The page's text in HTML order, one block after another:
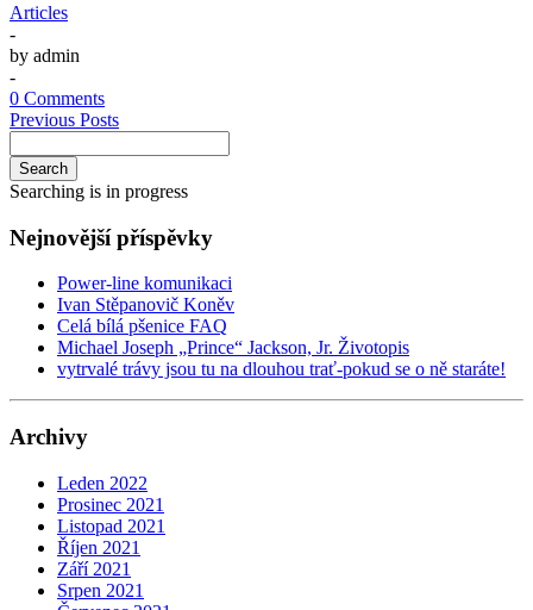
Articles
-
by admin
-
0 Comments
Previous Posts
Search
Searching is in progress
Nejnovější příspěvky
Power-line komunikaci
Ivan Stěpanovič Koněv
Celá bílá pšenice FAQ
Michael Joseph „Prince“ Jackson, Jr. Životopis
vytrvalé trávy jsou tu na dlouhou trať-pokud se o ně staráte!
Archivy
Leden 2022
Prosinec 2021
Listopad 2021
Říjen 2021
Září 2021
Srpen 2021